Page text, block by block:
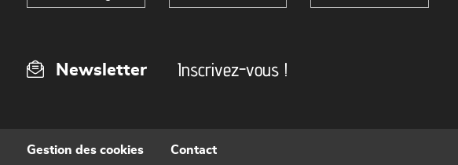
Newsletter Inscrivez-vous !
Gestion des cookies Contact